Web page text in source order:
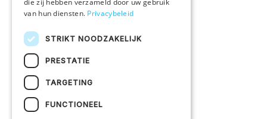
IN EEN NOTENDOP
Duurzaam ondernemen
die zij hebben verzameld door uw gebruik
van hun diensten. Privacybeleid
STRIKT NOODZAKELIJK
PRESTATIE
TARGETING
FUNCTIONEEL